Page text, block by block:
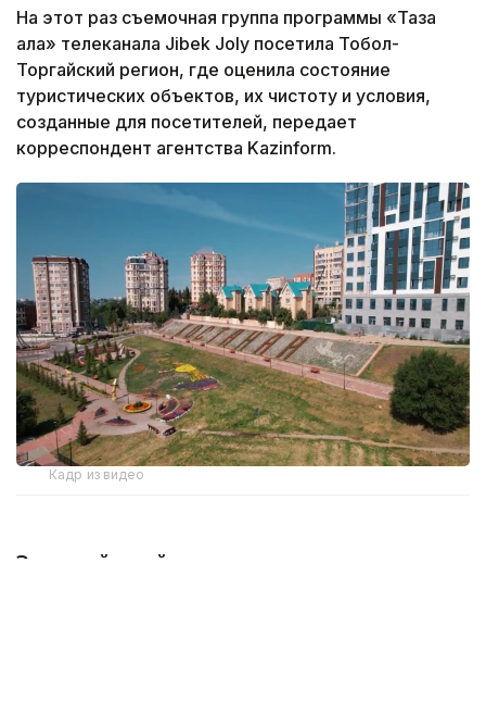
На этот раз съемочная группа программы «Таза
қала» телеканала Jibek Joly посетила Тобол-
Торгайский регион, где оценила состояние
туристических объектов, их чистоту и условия,
созданные для посетителей, передает
корреспондент агентства Kazinform.
Кадр из видео
Зеленый край и новые идеи: